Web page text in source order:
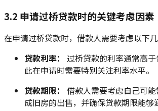
3.2 申请过桥贷款时的关键考虑因素
在申请过桥贷款时，借款人需要考虑以下几
贷款利率：
过桥贷款的利率通常高
此在申请时需要特别关注利率水平。
贷款期限：
借款人需要考虑自己可
成旧房的出售，并确保贷款期限能够